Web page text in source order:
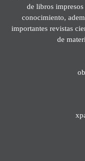
de libros
conocimiento,
importantes revistas
de